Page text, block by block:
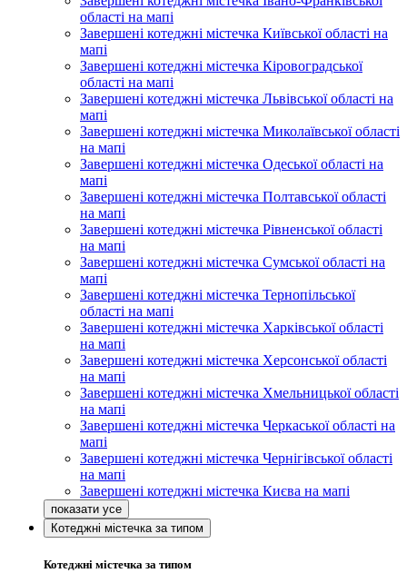
області на мапі
Завершені котеджні містечка Київської області на
мапі
Завершені котеджні містечка Кіровоградської
області на мапі
Завершені котеджні містечка Львівської області на
мапі
Завершені котеджні містечка Миколаївської області
на мапі
Завершені котеджні містечка Одеської області на
мапі
Завершені котеджні містечка Полтавської області
на мапі
Завершені котеджні містечка Рівненської області
на мапі
Завершені котеджні містечка Сумської області на
мапі
Завершені котеджні містечка Тернопільської
області на мапі
Завершені котеджні містечка Харківської області
на мапі
Завершені котеджні містечка Херсонської області
на мапі
Завершені котеджні містечка Хмельницької області
на мапі
Завершені котеджні містечка Черкаської області на
мапі
Завершені котеджні містечка Чернігівської області
на мапі
Завершені котеджні містечка Києва на мапі
Котеджні містечка за типом
Котеджні містечка за типом